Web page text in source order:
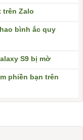
trên Zalo
bình ắc quy
S9 bị mờ
phiền bạn trên